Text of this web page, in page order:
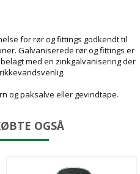
for rør og fittings godkendt til
Galvaniserede rør og fittings er
med en zinkgalvanisering der
og paksalve eller gevindtape.
OGSÅ